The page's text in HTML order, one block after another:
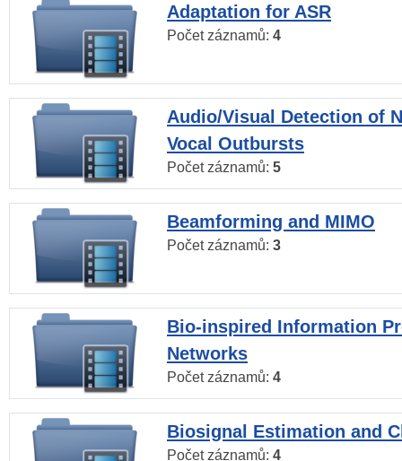
Adaptation for ASR
Počet záznamů: 4
Audio/Visual Detection of
Vocal Outbursts
Počet záznamů: 5
Beamforming and MIMO
Počet záznamů: 3
Bio-inspired Information
Networks
Počet záznamů: 4
Biosignal Estimation and
Počet záznamů: 4